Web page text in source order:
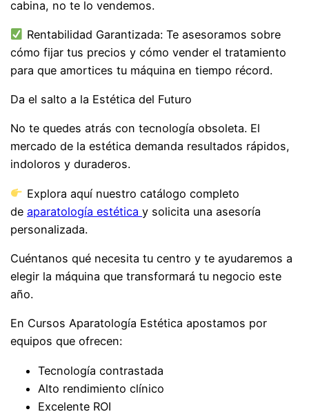
cabina, no te lo vendemos.
Rentabilidad Garantizada: Te asesoramos sobre
cómo fijar tus precios y cómo vender el tratamiento
para que amortices tu máquina en tiempo récord.
Da el salto a la Estética del Futuro
No te quedes atrás con tecnología obsoleta. El
mercado de la estética demanda resultados rápidos,
indoloros y duraderos.
Explora aquí nuestro catálogo completo
deaparatología estéticay solicita una asesoría
personalizada.
Cuéntanos qué necesita tu centro y te ayudaremos a
elegir la máquina que transformará tu negocio este
año.
En Cursos Aparatología Estética apostamos por
equipos que ofrecen:
Tecnología contrastada
Alto rendimiento clínico
Excelente ROI